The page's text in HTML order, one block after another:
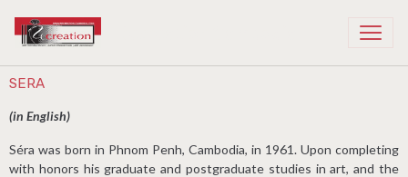
SERA
(in English)
Séra was born in Phnom Penh, Cambodia, in 1961. Upon completing
with honors his graduate and postgraduate studies in art, and the